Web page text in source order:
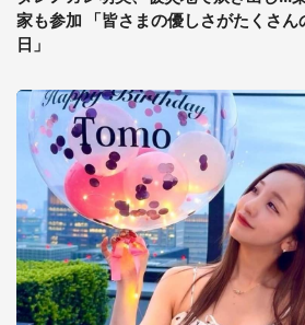
家も参加 「皆さまの優しさがたくさ
日」